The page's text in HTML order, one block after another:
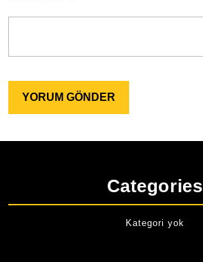
Categories
Kategori yok